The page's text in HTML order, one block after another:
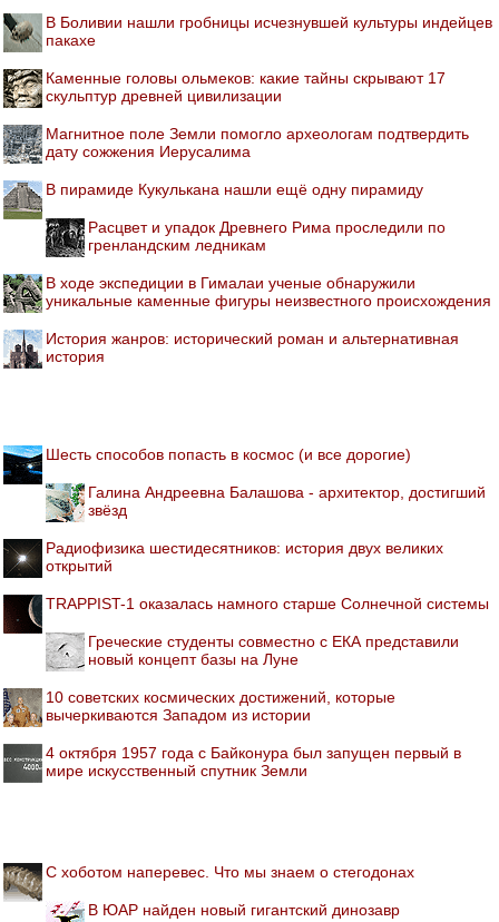
В Боливии нашли гробницы исчезнувшей культуры индейцев
пакахе
Каменные головы ольмеков: какие тайны скрывают 17
скульптур древней цивилизации
Магнитное поле Земли помогло археологам подтвердить
дату сожжения Иерусалима
В пирамиде Кукулькана нашли ещё одну пирамиду
Расцвет и упадок Древнего Рима проследили по
гренландским ледникам
В ходе экспедиции в Гималаи ученые обнаружили
уникальные каменные фигуры неизвестного происхождения
История жанров: исторический роман и альтернативная
история
Шесть способов попасть в космос (и все дорогие)
Галина Андреевна Балашова - архитектор, достигший
звёзд
Радиофизика шестидесятников: история двух великих
открытий
TRAPPIST-1 оказалась намного старше Солнечной системы
Греческие студенты совместно с ЕКА представили
новый концепт базы на Луне
10 советских космических достижений, которые
вычеркиваются Западом из истории
4 октября 1957 года с Байконура был запущен первый в
мире искусственный спутник Земли
С хоботом наперевес. Что мы знаем о стегодонах
В ЮАР найден новый гигантский динозавр